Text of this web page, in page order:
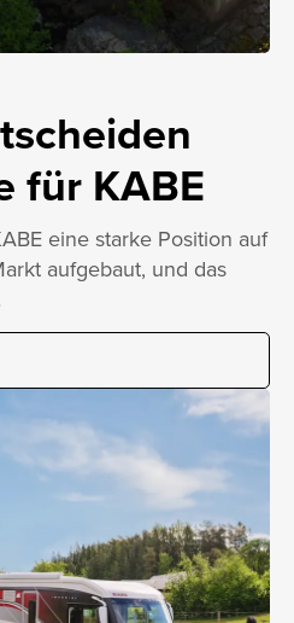
für KABE
eine starke Position auf
aufgebaut, und das